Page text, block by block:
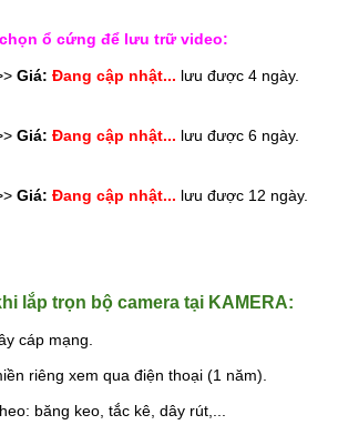
ổ cứng để lưu trữ video:
Giá: Đang cập nhật...
Giá: Đang cập nhật...
Giá: Đang cập nhật...
lắp trọn bộ camera tại KAMERA:
cáp mạng.
riêng xem qua điện thoại (1 năm).
băng keo, tắc kê, dây rút,...